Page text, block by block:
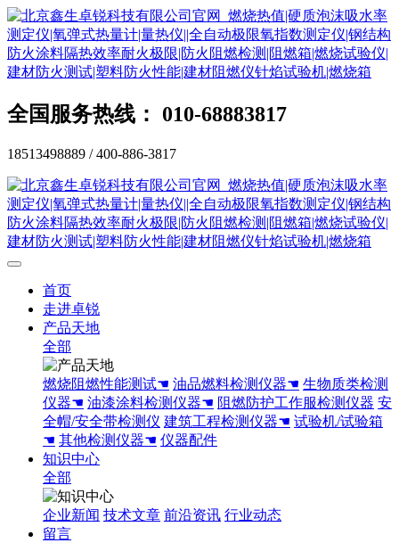
全国服务热线： 010-68883817
18513498889 / 400-886-3817
首页
走进卓锐
产品天地
全部
燃烧阻燃性能测试☚ 油品燃料检测仪器☚ 生物质类检测
仪器☚ 油漆涂料检测仪器☚ 阻燃防护工作服检测仪器 安
全帽/安全带检测仪 建筑工程检测仪器☚ 试验机/试验箱
☚ 其他检测仪器☚ 仪器配件
知识中心
全部
企业新闻 技术文章 前沿资讯 行业动态
留言